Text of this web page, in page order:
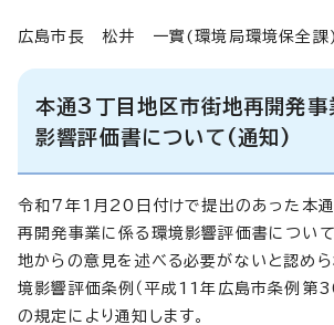
広島市長 松井 一實(環境局環境保全課)
本通3丁目地区市街地再開発事
影響評価書について(通知)
令和7年1月20日付けで提出のあった本
再開発事業に係る環境影響評価書につい
地からの意見を述べる必要がないと認め
境影響評価条例（平成11年広島市条例第
の規定により通知します。